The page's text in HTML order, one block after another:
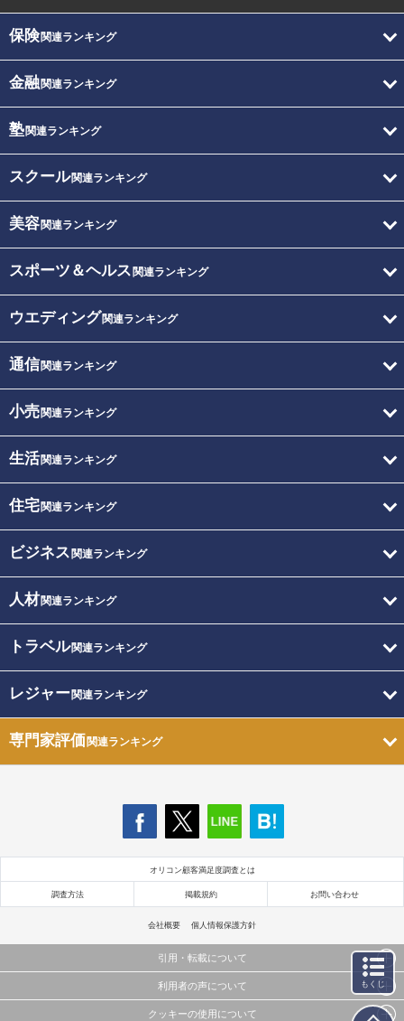
保険関連ランキング
金融関連ランキング
塾関連ランキング
スクール関連ランキング
美容関連ランキング
スポーツ＆ヘルス 関連ランキング
ウエディング関連ランキング
通信関連ランキング
小売関連ランキング
生活関連ランキング
住宅関連ランキング
ビジネス 関連ランキング
人材関連ランキング
トラベル関連ランキング
レジャー関連ランキング
専門家評価関連ランキング
オリコン顧客満足度調査とは
調査方法 掲載規約 お問い合わせ
会社概要 個人情報保護方針
引用・転載について
当サイトで公開されている情報（文字、写真、イラスト、画像データ等）及びこれらの配置・
利用者の声について
当サイトに掲載している内容はすべてサービスの利用者が提出された見解・感想です。
クッキーの使用について
もくじ